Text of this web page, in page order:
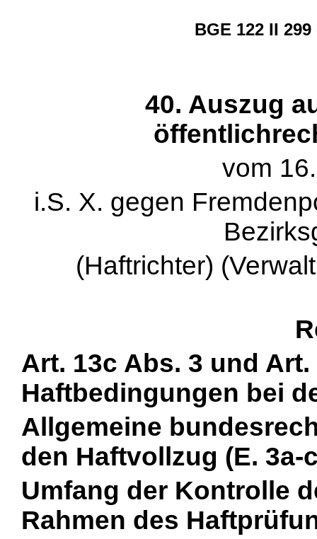
BGE 122 II
40. Auszug
vom
i.S. X. gegen
(Haftrichter)
Art. 13c Abs. 3 und
Haftbedingungen bei
Allgemeine
den Haftvollzug (E. 3a-
Umfang der Kontrolle
Rahmen des